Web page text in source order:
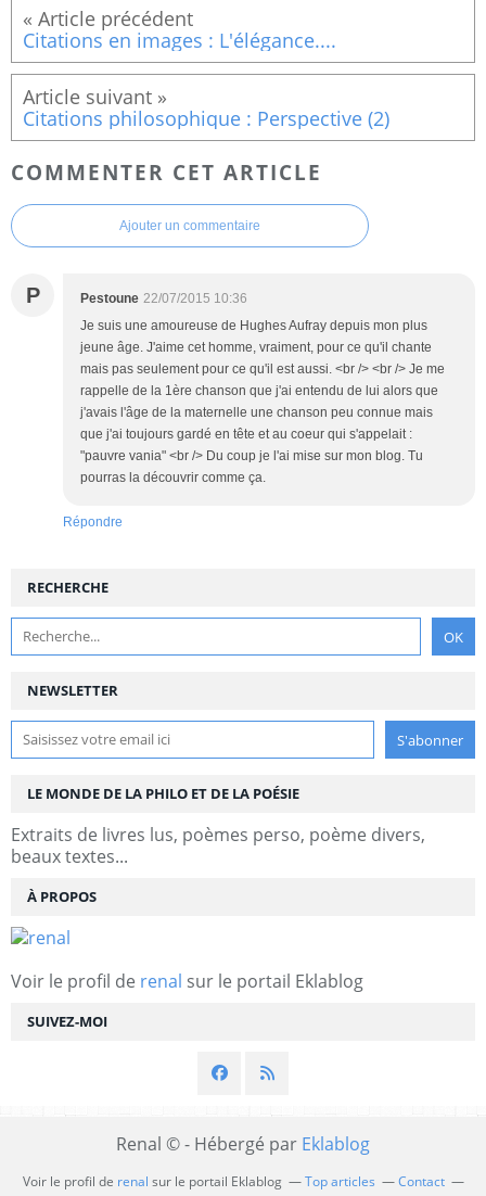
Citations en images : L'élégance....
Citations philosophique : Perspective (2)
COMMENTER CET ARTICLE
Ajouter un commentaire
P Pestoune 22/07/2015 10:36
Je suis une amoureuse de Hughes Aufray depuis mon plus
jeune âge. J'aime cet homme, vraiment, pour ce qu'il chante
mais pas seulement pour ce qu'il est aussi. <br /> <br /> Je me
rappelle de la 1ère chanson que j'ai entendu de lui alors que
j'avais l'âge de la maternelle une chanson peu connue mais
que j'ai toujours gardé en tête et au coeur qui s'appelait :
"pauvre vania" <br /> Du coup je l'ai mise sur mon blog. Tu
pourras la découvrir comme ça.
Répondre
NEWSLETTER
SUIVEZ-MOI
RECHERCHE
LE MONDE DE LA PHILO ET DE LA POÉSIE
Extraits de livres lus, poèmes perso, poème divers,
beaux textes...
À PROPOS
Voir le profil de renal sur le portail Eklablog
Renal © - Hébergé par Eklablog
Voir le profil de renal sur le portail Eklablog Top articles
Contact